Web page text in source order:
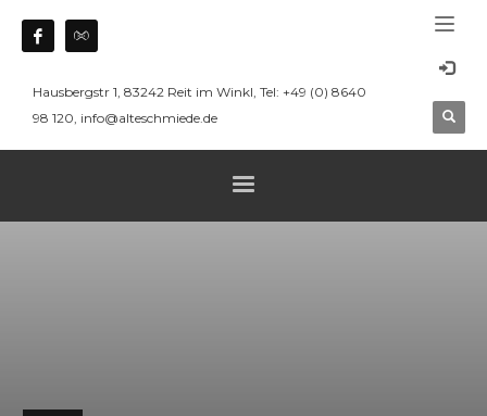
Hausbergstr 1, 83242 Reit im Winkl, Tel: +49 (0) 8640
98 120, info@alteschmiede.de